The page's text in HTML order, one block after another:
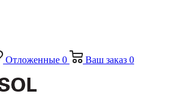
Отложенные 0 Ваш заказ 0